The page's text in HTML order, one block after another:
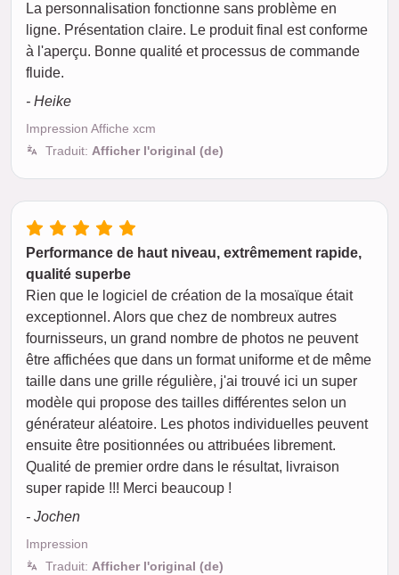
La personnalisation fonctionne sans problème en
ligne. Présentation claire. Le produit final est conforme
à l'aperçu. Bonne qualité et processus de commande
fluide.
- Heike
Impression Affiche xcm
Traduit: Afficher l'original (de)
Performance de haut niveau, extrêmement rapide,
qualité superbe
Rien que le logiciel de création de la mosaïque était
exceptionnel. Alors que chez de nombreux autres
fournisseurs, un grand nombre de photos ne peuvent
être affichées que dans un format uniforme et de même
taille dans une grille régulière, j'ai trouvé ici un super
modèle qui propose des tailles différentes selon un
générateur aléatoire. Les photos individuelles peuvent
ensuite être positionnées ou attribuées librement.
Qualité de premier ordre dans le résultat, livraison
super rapide !!! Merci beaucoup !
- Jochen
Impression
Traduit: Afficher l'original (de)